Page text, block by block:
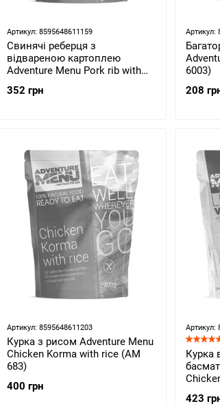
Артикул: 8595648611159
Свинячі реберця з
відвареною картоплею
Adventure Menu Pork rib with
352 грн
Артикул:
6003)
208
Артикул: 8595648611203
Курка з рисом Adventure Menu
Chicken Korma with rice (AM
683)
400 грн
Артикул:
Курка
423